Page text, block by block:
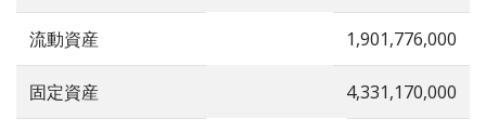
流動資産 1,901,776,000
固定資産 4,331,170,000